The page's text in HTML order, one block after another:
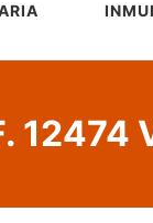
12474